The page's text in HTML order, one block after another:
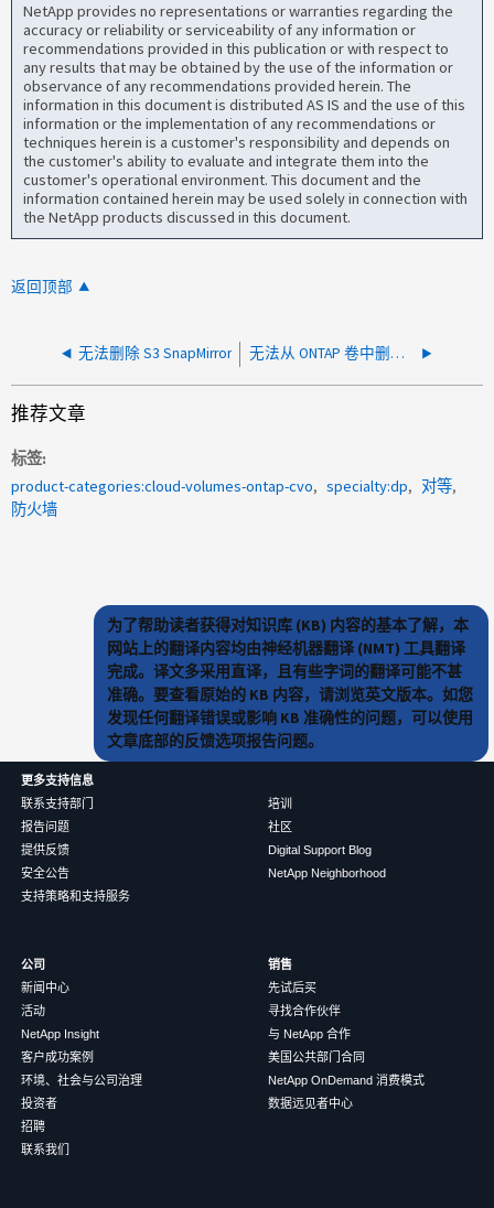
NetApp provides no representations or warranties regarding the
accuracy or reliability or serviceability of any information or
recommendations provided in this publication or with respect to
any results that may be obtained by the use of the information or
observance of any recommendations provided herein. The
information in this document is distributed AS IS and the use of this
information or the implementation of any recommendations or
techniques herein is a customer's responsibility and depends on
the customer's ability to evaluate and integrate them into the
customer's operational environment. This document and the
information contained herein may be used solely in connection with
the NetApp products discussed in this document.
返回顶部
无法删除 S3 SnapMirror 无法从 ONTAP 卷中删除过时的云关系
推荐文章
标签
product-categories:cloud-volumes-ontap-cvo
specialty:dp
对等
防火墙
为了帮助读者获得对知识库 (KB) 内容的基本了解，本
网站上的翻译内容均由神经机器翻译 (NMT) 工具翻译
完成。译文多采用直译，且有些字词的翻译可能不甚
准确。要查看原始的 KB 内容，请浏览英文版本。如您
发现任何翻译错误或影响 KB 准确性的问题，可以使用
文章底部的反馈选项报告问题。
更多支持信息
联系支持部门
报告问题
提供反馈
安全公告
支持策略和支持服务
培训
社区
Digital Support Blog
NetApp Neighborhood
公司
新闻中心
活动
NetApp Insight
客户成功案例
环境、社会与公司治理
投资者
招聘
联系我们
销售
先试后买
寻找合作伙伴
与 NetApp 合作
美国公共部门合同
NetApp OnDemand 消费模式
数据远见者中心